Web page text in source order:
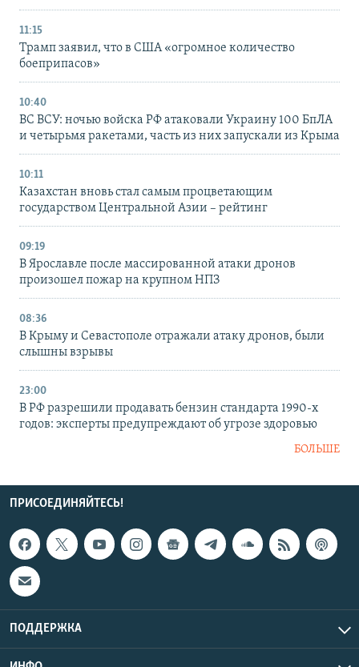
11:15
Трамп заявил, что в США «огромное количество
боеприпасов»
10:40
ВС ВСУ: ночью войска РФ атаковали Украину 100 БпЛА
и четырьмя ракетами, часть из них запускали из Крыма
10:11
Казахстан вновь стал самым процветающим
государством Центральной Азии – рейтинг
09:19
В Ярославле после массированной атаки дронов
произошел пожар на крупном НПЗ
08:36
В Крыму и Севастополе отражали атаку дронов, были
слышны взрывы
23:00
В РФ разрешили продавать бензин стандарта 1990-х
годов: эксперты предупреждают об угрозе здоровью
БОЛЬШЕ
ПРИСОЕДИНЯЙТЕСЬ!
ПОДДЕРЖКА